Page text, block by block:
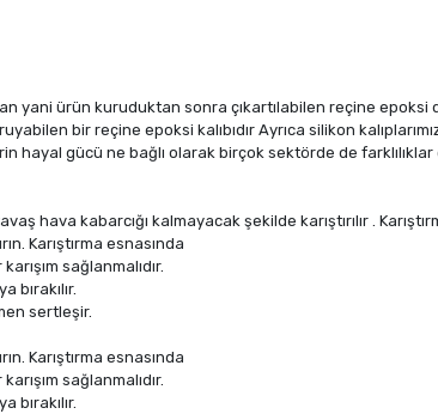
yani ürün kuruduktan sonra çıkartılabilen reçine epoksi
bir reçine epoksi kalıbıdır Ayrıca silikon
hayal gücü ne bağlı olarak birçok sektörde de
hava kabarcığı kalmayacak şekilde karıştırılır .
Karıştırma esnasında
sağlanmalıdır.
bırakılır.
sertleşir.
Karıştırma esnasında
sağlanmalıdır.
bırakılır.